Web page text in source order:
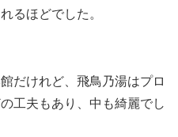
るほどでした。
だけれど、飛鳥乃湯はプロ
工夫もあり、中も綺麗でし